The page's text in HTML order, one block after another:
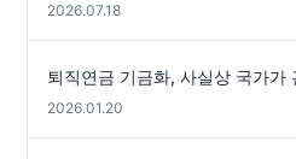
2026.07.18
퇴직연금 기금화, 사실상 국가가
2026.01.20